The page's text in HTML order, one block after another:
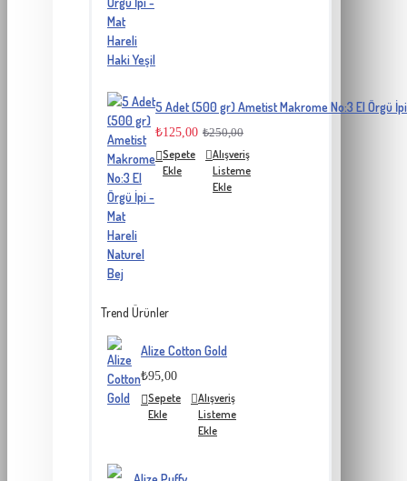
5 Adet (500 gr) Ametist Makrome No:3 El Örgü
₺125,00 ₺250,00
Sepete
Ekle
Alışveriş
Listeme
Ekle
Trend Ürünler
Alize Cotton Gold
₺95,00
Sepete
Ekle
Alışveriş
Listeme
Ekle